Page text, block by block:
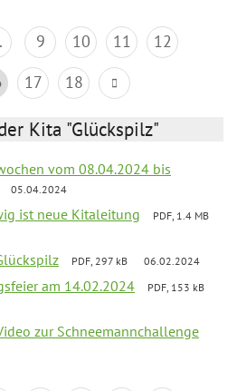
9 10 11
12
17 18
Kita "Glückspilz"
vom 08.04.2024 bis
05.04.2024
ist neue Kitaleitung
PDF, 1.4 MB
PDF, 297 kB 06.02.2024
am 14.02.2024
PDF, 153 kB
zur Schneemannchallenge